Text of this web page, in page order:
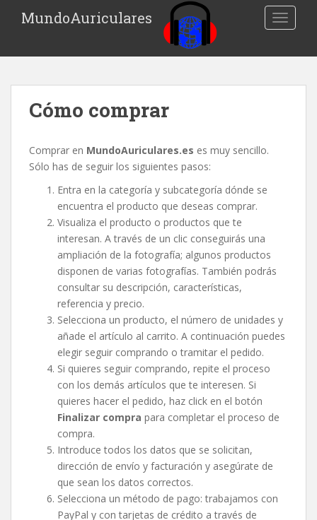
p
MundoAuriculares
Cómo comprar
Comprar en MundoAuriculares.es es muy sencillo.
Sólo has de seguir los siguientes pasos:
Entra en la categoría y subcategoría dónde se
encuentra el producto que deseas comprar.
Visualiza el producto o productos que te
interesan. A través de un clic conseguirás una
ampliación de la fotografía; algunos productos
disponen de varias fotografías. También podrás
consultar su descripción, características,
referencia y precio.
Selecciona un producto, el número de unidades y
añade el artículo al carrito. A continuación puedes
elegir seguir comprando o tramitar el pedido.
Si quieres seguir comprando, repite el proceso
con los demás artículos que te interesen. Si
quieres hacer el pedido, haz click en el botón
Finalizar compra para completar el proceso de
compra.
Introduce todos los datos que se solicitan,
dirección de envío y facturación y asegúrate de
que sean los datos correctos.
Selecciona un método de pago: trabajamos con
PayPal y con tarjetas de crédito a través de